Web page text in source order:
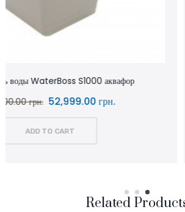
Умягчитель воды WaterBoss S800
51,600.00 грн.
Related